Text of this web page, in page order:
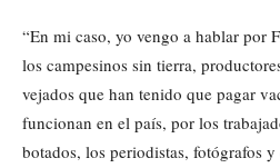
“En mi caso, yo vengo a hablar por
los campesinos sin tierra,
vejados que han tenido que pagar
funcionan en el país, por los
botados, los periodistas, fotógrafos